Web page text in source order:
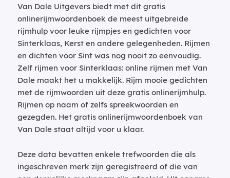
Van Dale Uitgevers biedt met dit gratis
onlinerijmwoordenboek de meest uitgebreide
rijmhulp voor leuke rijmpjes en gedichten voor
Sinterklaas, Kerst en andere gelegenheden. Rijmen
en dichten voor Sint was nog nooit zo eenvoudig.
Zelf rijmen voor Sinterklaas: online rijmen met Van
Dale maakt het u makkelijk. Rijm mooie gedichten
met de rijmwoorden uit deze gratis onlinerijmhulp.
Rijmen op naam of zelfs spreekwoorden en
gezegden. Het gratis onlinerijmwoordenboek van
Van Dale staat altijd voor u klaar.
Deze data bevatten enkele trefwoorden die als
ingeschreven merk zijn geregistreerd of die van